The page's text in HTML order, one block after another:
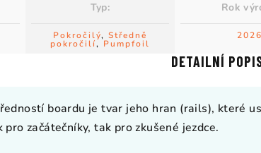
DETAILNÍ
boardu je tvar jeho hran (rails), které
začátečníky, tak pro zkušené jezdce.
Typ:
Pokročilý, Středně
pokročilí, Pumpfoil
Rok